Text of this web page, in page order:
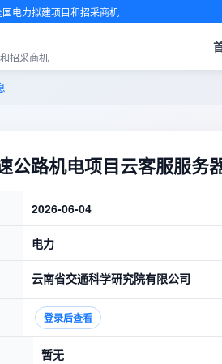
国电力拟建项目和招采商机
招采商机
公路机电项目云客服服务
2026-06-04
电力
云南省交通科学研究院有限公司
登录后查看
暂无